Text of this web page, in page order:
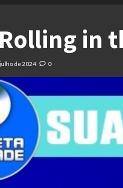
in
de 2024 0